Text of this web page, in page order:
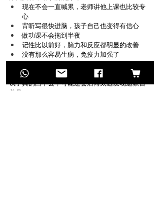
现在不会一直喊累，老师讲他上课也比较专
心
背听写很快进脑，孩子自己也变得有信心
做功课不会拖到半夜
记性比以前好，脑力和反应都明显的改善
没有那么容易生病，免疫力加强了
考试专心很多，没有那么粗心
试了真的回不去，可能还会后悔太迟发现这款营
养品！